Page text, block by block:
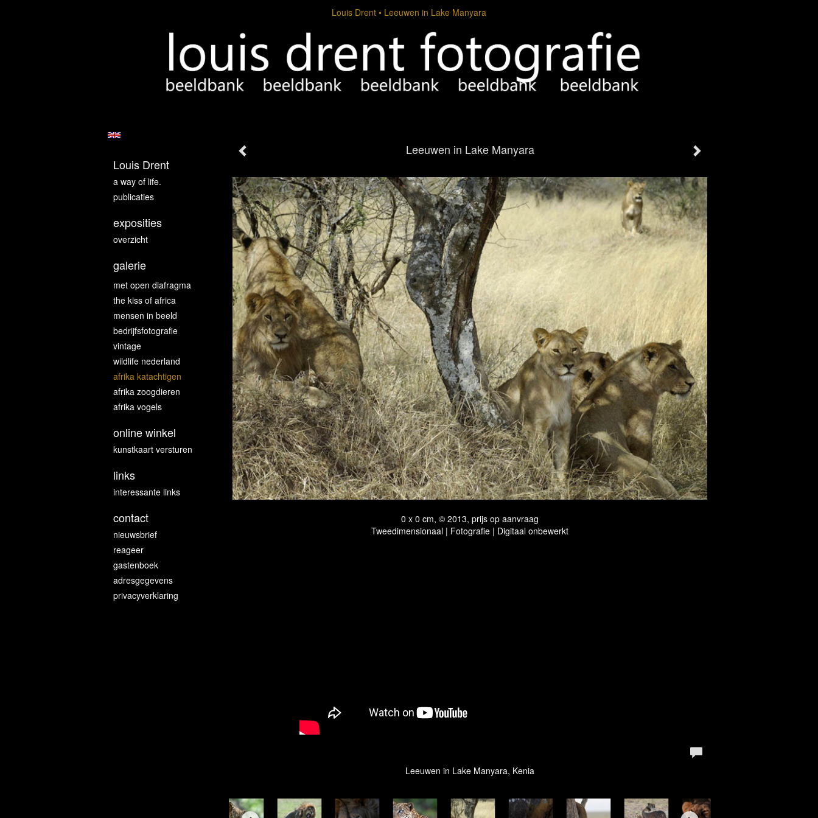
Louis Drent Leeuwen in Lake Manyara
Leeuwen in Lake Manyara
0 x 0 cm, © 2013, prijs op aanvraag
Tweedimensionaal | Fotografie | Digitaal onbewerkt
Leeuwen in Lake Manyara, Kenia
Louis Drent
a way of life.
publicaties
exposities
overzicht
galerie
met open diafragma
the kiss of africa
mensen in beeld
bedrijfsfotografie
vintage
wildlife nederland
afrika katachtigen
afrika zoogdieren
afrika vogels
online winkel
kunstkaart versturen
links
interessante links
contact
nieuwsbrief
reageer
gastenboek
adresgegevens
privacyverklaring